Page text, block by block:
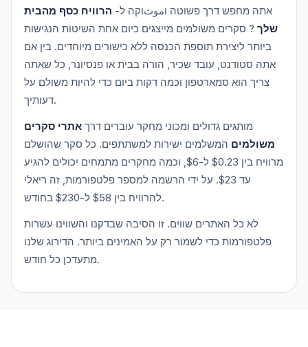
אתה מחפש דרך פשוטה וموثוקה ל- הרוויח כסף מהבית
שלך ? סקרים משולמים מייצגים כיום אחת השיטות הנגישות
ביותר ליצירת תוספת הכנסה ללא כישורים מיוחדים. בין אם
אתה סטודנט, עובד שכיר, הורה בבית או פנסיונר, כל שאתה
צריך הוא סמארטפון וכמה דקות ביום כדי להיות משולם על
דעותיך.
מותגים גדולים ומכוני מחקר עוברים דרך אתרי סקרים
משולמים המשלמים ישירות למשתתפים. כל סקר שהושלם
מרוויח בין $0.23 ל-$6, וכמה מחקרים מתמחים יכולים להגיע
עד $23. על ידי הרשמה למספר פלטפורמות, זה ריאלי
להרוויח בין $58 ל-$230 בחודש.
לא כל האתרים שווים. זו הסיבה שבדקנו והשווינו עשרות
פלטפורמות כדי לשמור רק על האמינים ביותר. הדירוג שלנו
מתעדכן כל חודש.